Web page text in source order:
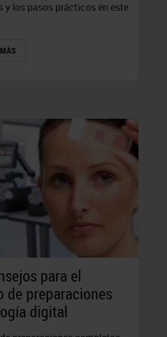
y los pasos prácticos en este
para el
de preparaciones
digital